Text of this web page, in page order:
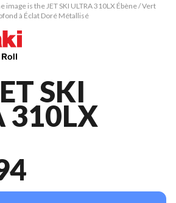
is the JET SKI ULTRA 310LX Ébène / Vert
à Éclat Doré Métallisé
SKI
310LX